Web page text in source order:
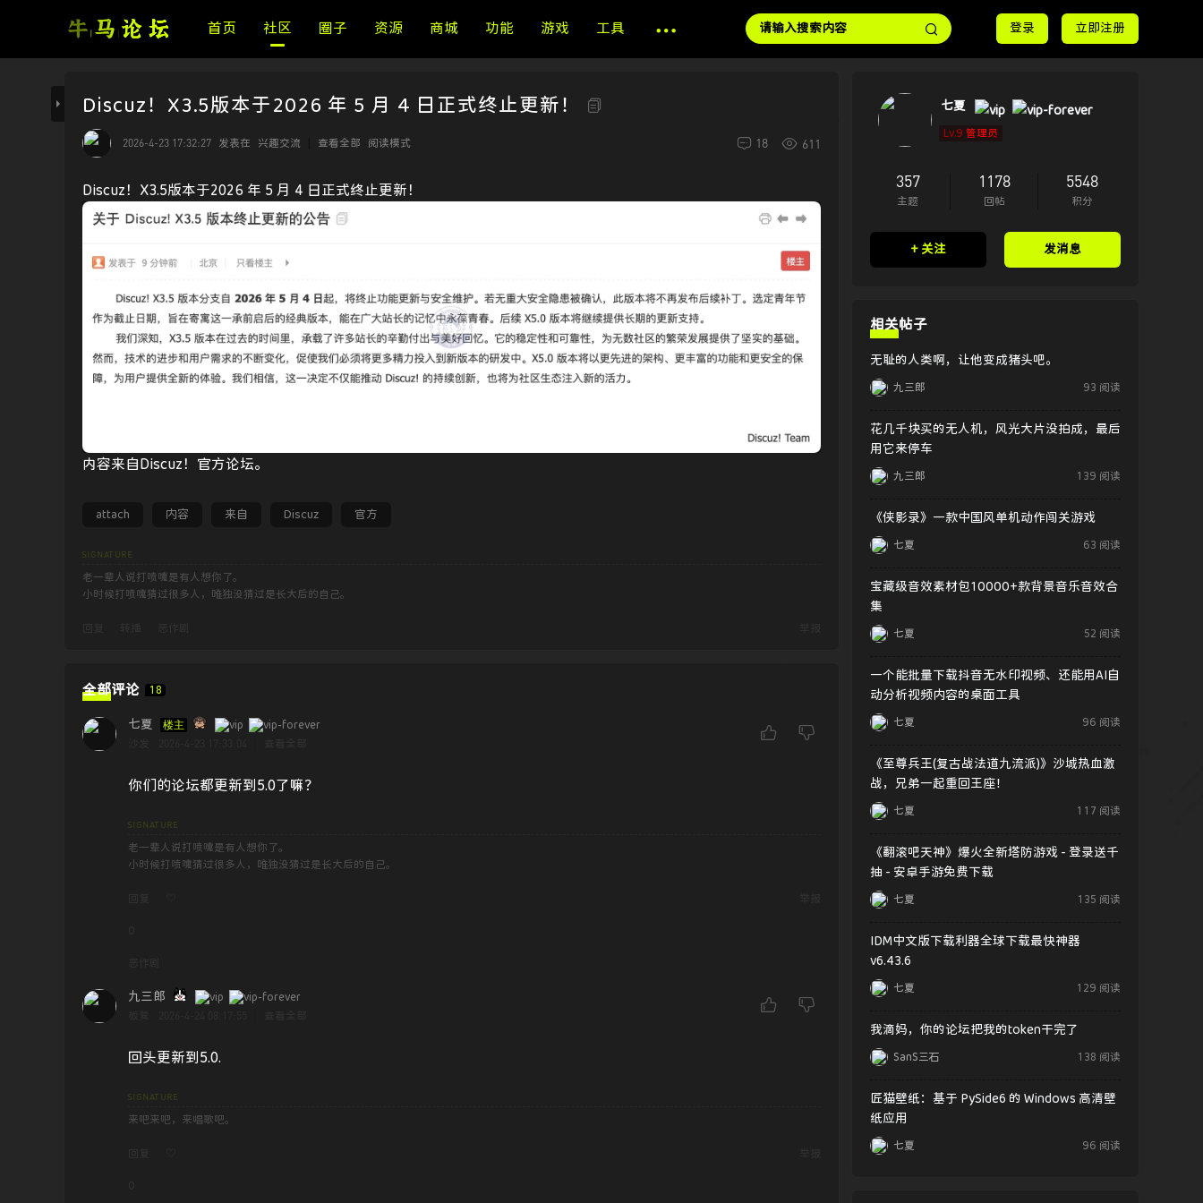
首页 社区 圈子 资源 商城 功能 游戏 工具 登录 立即注册
Discuz！X3.5版本于2026 年 5 月 4 日正式终止更新！
611
18
2026-4-23 17:32:27 发表在 兴趣交流 查看全部 阅读模式
Discuz！X3.5版本于2026 年 5 月 4 日正式终止更新！
内容来自Discuz！官方论坛。
attach 内容 来自 Discuz 官方
老一辈人说打喷嚏是有人想你了。
小时候打喷嚏猜过很多人，唯独没猜过是长大后的自己。
全部评论 18
七夏 楼主
你们的论坛都更新到5.0了嘛？
老一辈人说打喷嚏是有人想你了。
小时候打喷嚏猜过很多人，唯独没猜过是长大后的自己。
九三郎
回头更新到5.0.
来吧来吧，来唱歌吧。
七夏
Lv.9 管理员
357
主题
1178
回帖
5548
积分
+ 关注 发消息
相关帖子
无耻的人类啊，让他变成猪头吧。
93 阅读
九三郎
花几千块买的无人机，风光大片没拍成，最后
用它来停车
139 阅读
九三郎
《侠影录》一款中国风单机动作闯关游戏
63 阅读
七夏
宝藏级音效素材包10000+款背景音乐音效合
集
52 阅读
七夏
一个能批量下载抖音无水印视频、还能用AI自
动分析视频内容的桌面工具
96 阅读
七夏
《至尊兵王(复古战法道九流派)》沙城热血激
战，兄弟一起重回王座！
117 阅读
七夏
《翻滚吧天神》爆火全新塔防游戏 - 登录送千
抽 - 安卓手游免费下载
135 阅读
七夏
IDM中文版下载利器全球下载最快神器
v6.43.6
129 阅读
七夏
我滴妈，你的论坛把我的token干完了
138 阅读
SanS三石
匠猫壁纸：基于 PySide6 的 Windows 高清壁
纸应用
96 阅读
七夏